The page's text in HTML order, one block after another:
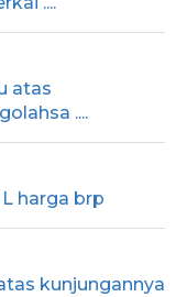
atas
....
harga brp
kunjungannya